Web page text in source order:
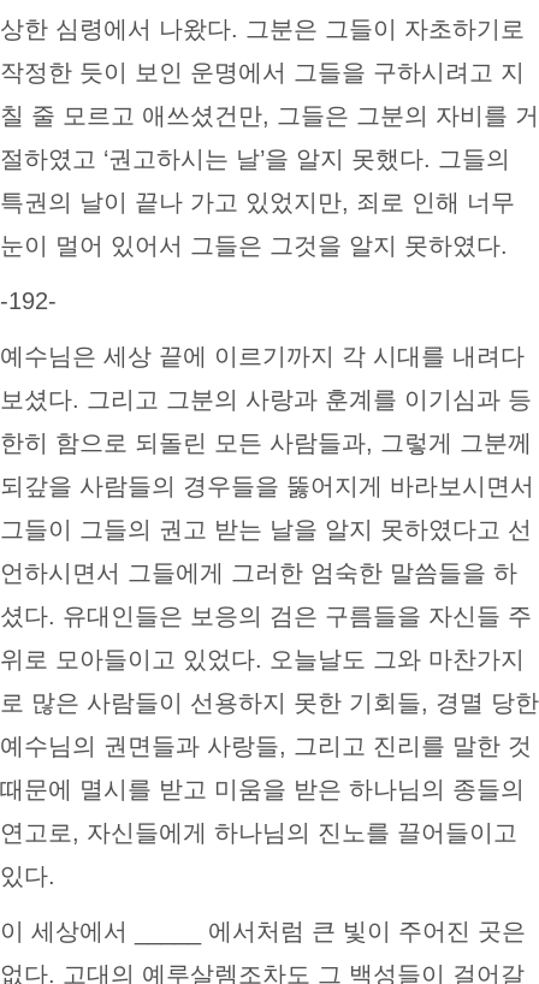
상한 심령에서 나왔다. 그분은 그들이 자초하기로
작정한 듯이 보인 운명에서 그들을 구하시려고 지
칠 줄 모르고 애쓰셨건만, 그들은 그분의 자비를 거
절하였고 ‘권고하시는 날’을 알지 못했다. 그들의
특권의 날이 끝나 가고 있었지만, 죄로 인해 너무
눈이 멀어 있어서 그들은 그것을 알지 못하였다.
-192-
예수님은 세상 끝에 이르기까지 각 시대를 내려다
보셨다. 그리고 그분의 사랑과 훈계를 이기심과 등
한히 함으로 되돌린 모든 사람들과, 그렇게 그분께
되갚을 사람들의 경우들을 뚫어지게 바라보시면서
그들이 그들의 권고 받는 날을 알지 못하였다고 선
언하시면서 그들에게 그러한 엄숙한 말씀들을 하
셨다. 유대인들은 보응의 검은 구름들을 자신들 주
위로 모아들이고 있었다. 오늘날도 그와 마찬가지
로 많은 사람들이 선용하지 못한 기회들, 경멸 당한
예수님의 권면들과 사랑들, 그리고 진리를 말한 것
때문에 멸시를 받고 미움을 받은 하나님의 종들의
연고로, 자신들에게 하나님의 진노를 끌어들이고
있다.
이 세상에서 _____ 에서처럼 큰 빛이 주어진 곳은
없다. 고대의 예루살렘조차도 그 백성들이 걸어갈